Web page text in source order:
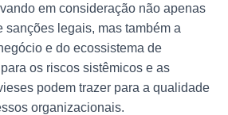
em consideração não apenas
sanções legais, mas também a
e do ecossistema de
os riscos sistêmicos e as
podem trazer para a qualidade
organizacionais.